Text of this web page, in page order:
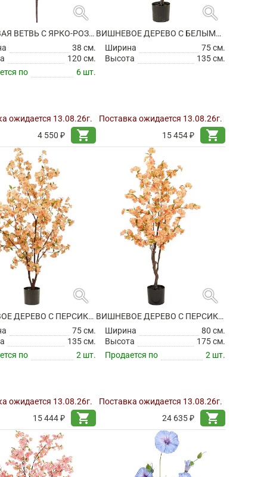
search
ВИШНЕВАЯ ВЕТВЬ С ЯРКО-РОЗОВЫЙ ЦВЕТАМИ ИСКУССТВЕННАЯ
38 см.
120 см.
по
6 шт.
ожидается 13.08.26г.
4 550 ₽
shopping_cart
search
ВИШНЕВОЕ ДЕРЕВО С БЕЛЫМИ ЦВЕТАМИ ИСКУССТВЕННОЕ
Ширина
75 см.
Высота
135 см.
Поставка ожидается 13.08.26г.
15 454 ₽
shopping_cart
search
ВИШНЕВОЕ ДЕРЕВО С ПЕРСИКОВЫМИ ЦВЕТАМИ ИСКУССТВЕННОЕ
75 см.
135 см.
по
2 шт.
ожидается 13.08.26г.
15 444 ₽
shopping_cart
search
ВИШНЕВОЕ ДЕРЕВО С ПЕРСИКОВЫМИ ЦВЕТАМИ ИСКУССТВЕННОЕ
Ширина
80 см.
Высота
175 см.
Продается по
2 шт.
Поставка ожидается 13.08.26г.
24 635 ₽
shopping_cart